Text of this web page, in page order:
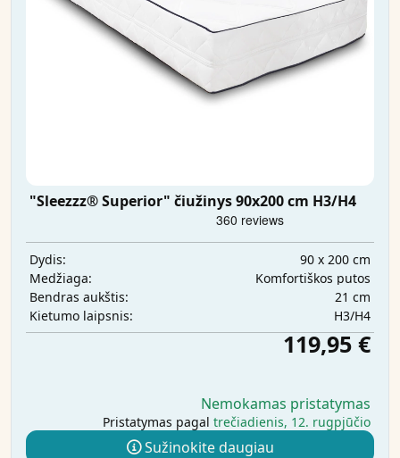
"Sleezzz® Superior" čiužinys 90x200 cm H3/H4
Dydis:
90 x 200 cm
Medžiaga:
Komfortiškos putos
Bendras aukštis:
21 cm
Kietumo laipsnis:
H3/H4
119,95 €
Nemokamas pristatymas
Pristatymas pagal trečiadienis, 12. rugpjūčio
Sužinokite daugiau